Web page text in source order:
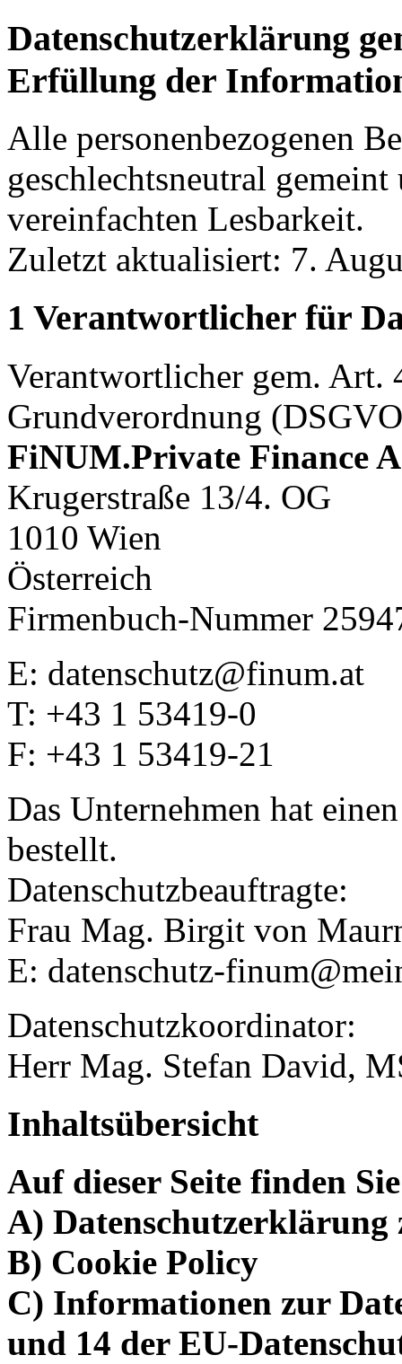
Datenschutzerklärung
Erfüllung der
Alle personenbezogenen
geschlechtsneutral
vereinfachten Lesbarkeit.
Zuletzt aktualisiert: 7.
1 Verantwortlicher für
Verantwortlicher gem. Art.
Grundverordnung
FiNUM.Private Finance
Krugerstraße 13/4. OG
1010 Wien
Österreich
Firmenbuch-Nummer
E: datenschutz@finum.at
T: +43 1 53419-0
F: +43 1 53419-21
Das Unternehmen hat
bestellt.
Datenschutzbeauftragte:
Frau Mag. Birgit von
E: datenschutz-
Datenschutzkoordinator:
Herr Mag. Stefan David,
Inhaltsübersicht
Auf dieser Seite finden Sie
A) Datenschutzerklärung
B) Cookie Policy
C) Informationen zur
und 14 der EU-